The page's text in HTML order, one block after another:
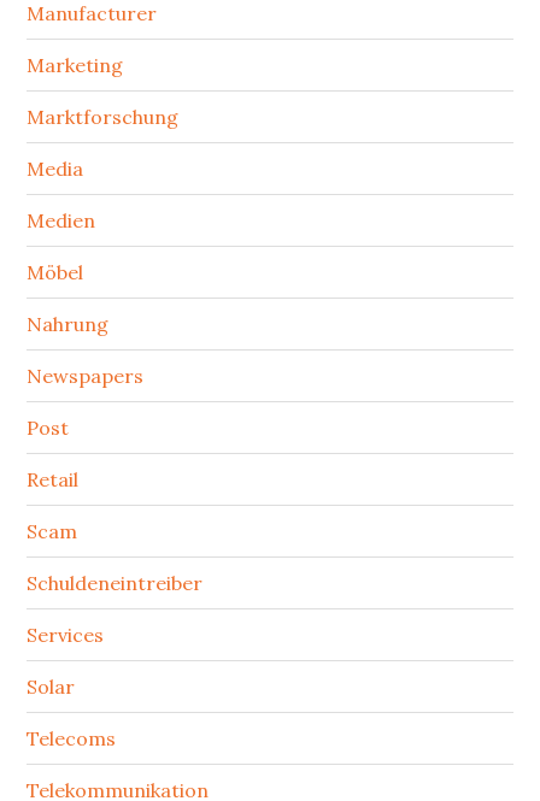
Manufacturer
Marketing
Marktforschung
Media
Medien
Möbel
Nahrung
Newspapers
Post
Retail
Scam
Schuldeneintreiber
Services
Solar
Telecoms
Telekommunikation